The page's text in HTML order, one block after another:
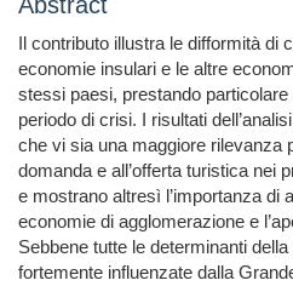
Abstract
Il contributo illustra le difformità di
economie insulari e le altre
stessi paesi, prestando
periodo di crisi. I risultati
che vi sia una maggiore rilevanza
domanda e all’offerta turistica nei
e mostrano altresì l’importanza di
economie di agglomerazione e
Sebbene tutte le determinanti
fortemente influenzate dalla